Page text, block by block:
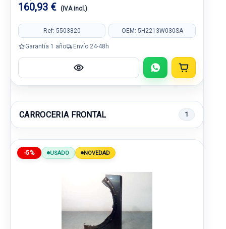
160,93 € (IVA incl.)
Ref: 5503820 OEM: 5H2213W030SA
Garantía 1 año Envío 24-48h
CARROCERIA FRONTAL 1
-5% USADO NOVEDAD